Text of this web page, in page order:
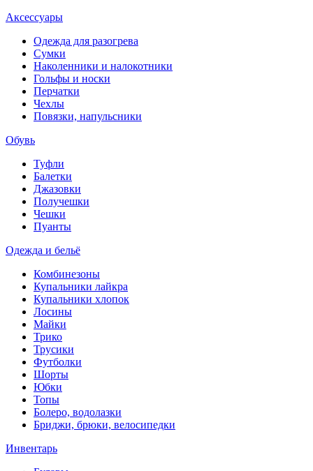
Аксессуары
Одежда для разогрева
Сумки
Наколенники и налокотники
Гольфы и носки
Перчатки
Чехлы
Повязки, напульсники
Обувь
Туфли
Балетки
Джазовки
Получешки
Чешки
Пуанты
Одежда и бельё
Комбинезоны
Купальники лайкра
Купальники хлопок
Лосины
Майки
Трико
Трусики
Футболки
Шорты
Юбки
Топы
Болеро, водолазки
Бриджи, брюки, велосипедки
Инвентарь